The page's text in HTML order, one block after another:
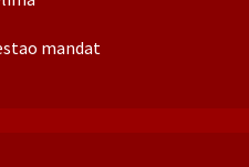
mandat